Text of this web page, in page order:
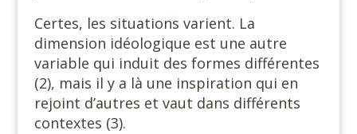
Certes, les situations varient. La
dimension idéologique est une autre
variable qui induit des formes différentes
(2), mais il y a là une inspiration qui en
rejoint d’autres et vaut dans différents
contextes (3).